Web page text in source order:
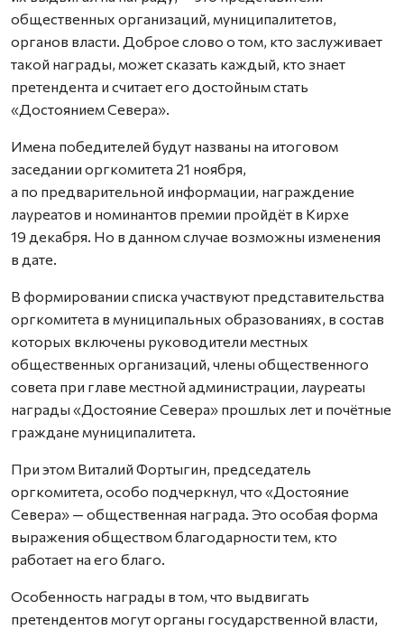
общественных организаций, муниципалитетов,
органов власти. Доброе слово о том, кто заслуживает
такой награды, может сказать каждый, кто знает
претендента и считает его достойным стать
«Достоянием Севера».
Имена победителей будут названы на итоговом
заседании оргкомитета 21 ноября,
а по предварительной информации, награждение
лауреатов и номинантов премии пройдёт в Кирхе
19 декабря. Но в данном случае возможны изменения
в дате.
В формировании списка участвуют представительства
оргкомитета в муниципальных образованиях, в состав
которых включены руководители местных
общественных организаций, члены общественного
совета при главе местной администрации, лауреаты
награды «Достояние Севера» прошлых лет и почётные
граждане муниципалитета.
При этом Виталий Фортыгин, председатель
оргкомитета, особо подчеркнул, что «Достояние
Севера» — общественная награда. Это особая форма
выражения обществом благодарности тем, кто
работает на его благо.
Особенность награды в том, что выдвигать
претендентов могут органы государственной власти,